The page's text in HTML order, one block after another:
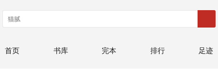
首页 书库 完本 排行 足迹